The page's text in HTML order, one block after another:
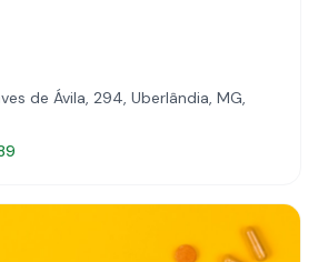
de Ávila, 294, Uberlândia, MG,